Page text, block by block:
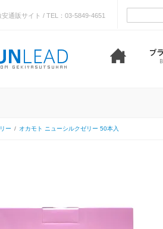
通販サイト / TEL：03-5849-4651
ー / オカモト ニューシルクゼリー 50本入